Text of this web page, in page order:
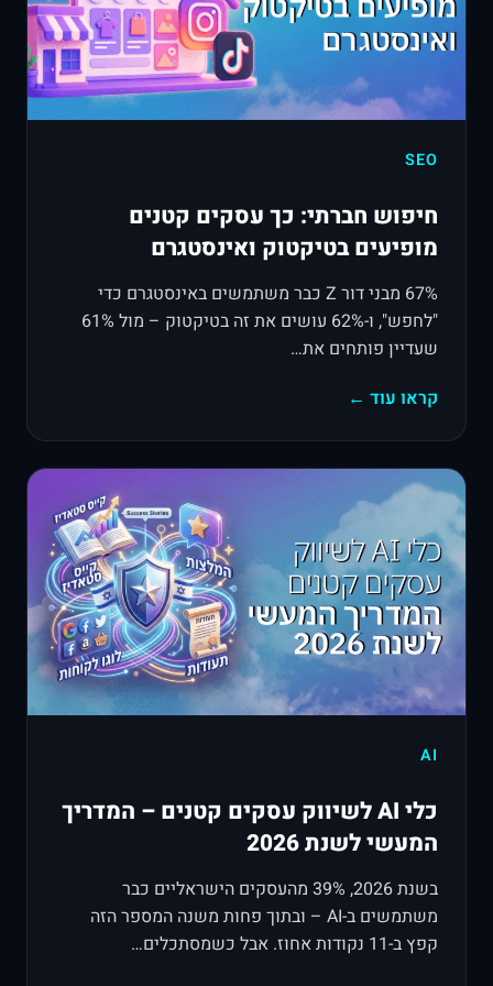
SEO
חיפוש חברתי: כך עסקים קטנים
מופיעים בטיקטוק ואינסטגרם
67% מבני דור Z כבר משתמשים באינסטגרם כדי
"לחפש", ו-62% עושים את זה בטיקטוק – מול 61%
שעדיין פותחים את…
קראו עוד ←
AI
כלי AI לשיווק עסקים קטנים – המדריך
המעשי לשנת 2026
בשנת 2026, 39% מהעסקים הישראליים כבר
משתמשים ב-AI – ובתוך פחות משנה המספר הזה
קפץ ב-11 נקודות אחוז. אבל כשמסתכלים…